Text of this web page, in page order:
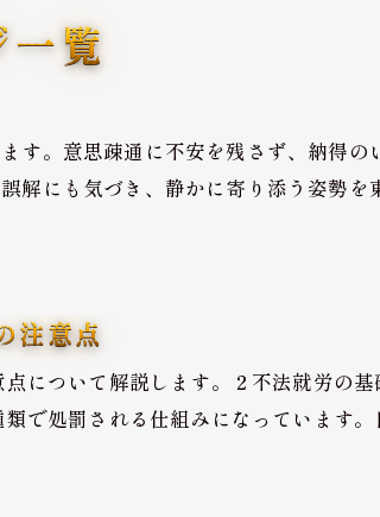
オーバーステイ（不法残留）
薬物事件
不法就労・オーバーステイ
外国人事件の解決事例
退去強制・在留特別許可
覧
す。意思疎通に不安を残さず、納得の
解にも気づき、静かに寄り添う姿勢を
注意点
について解説します。２不法就労の基
で処罰される仕組みになっています。